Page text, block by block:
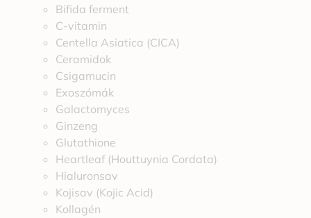
Bifida ferment
C-vitamin
Centella Asiatica (CICA)
Ceramidok
Csigamucin
Exoszómák
Galactomyces
Ginzeng
Glutathione
Heartleaf (Houttuynia Cordata)
Hialuronsav
Kojisav (Kojic Acid)
Kollagén